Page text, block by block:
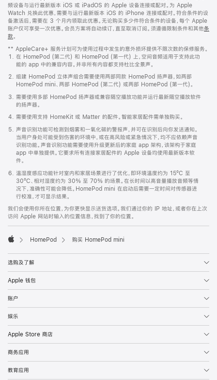
脚
频设备与运行最新版本 iOS 或 iPadOS 的 Apple 设备连接或配对。为 Apple
Watch 兑换此优惠，需要与运行最新版本 iOS 的 iPhone 连接或配对。符合条件的设
备激活后，需要在 3 个月内领取此优惠。无论购买多少件符合条件的设备，每个 Apple
账户仅可享受一次优惠。会员方案将自动续订，直至取消订阅。须遵循限制条件和其他条
款。
窗
口
中
打
开)
** AppleCare+ 服务计划可为使用过程中发生的意外损坏提供不限次数的保修服务。
在 HomePod (第二代) 和 HomePod (第一代) 上，空间音频适用于支持此功
能的 app 中的兼容内容。并非所有内容都支持杜比全景声。
组建 HomePod 立体声组合需要使用两部同款 HomePod 扬声器，如两部
HomePod mini、两部 HomePod (第二代) 或两部 HomePod (第一代)。
需要使用多部 HomePod 扬声器或兼容隔空播放功能并运行最新隔空播放软件
的扬声器。
需要使用支持 HomeKit 或 Matter 的配件。智能家居配件需单独购买。
声音识别功能可检测到烟雾和一氧化碳的警报声，并可在识别后向你发送通知。
当用户身处可能受到伤害的环境中，或在高风险或紧急情况下，均不应依赖声音
识别功能。声音识别功能需要使用升级更新后的家庭 app 架构，该架构于家庭
app 中单独提供。它要求所有连接家居配件的 Apple 设备均使用最新版本软
件。
温湿度感应功能针对室内和家居场景进行了优化，即环境温度约为 15ºC 至
30ºC、相对湿度约为 30% 至 70% 的场景。在长时间以高音量播放音频等情
况下，准确性可能会降低。HomePod mini 在启动后需要一定时间对传感器进
行校准，才可显示结果。
我们会使用你所在位置，为你更快显示送货选项。我们通过你的 IP 地址，或者你在上次
访问 Apple 网站时输入的位置信息，找到了你的位置。
HomePod 购买 HomePod mini
选购及了解
Apple 钱包
账户
娱乐
Apple Store 商店
商务应用
教育应用